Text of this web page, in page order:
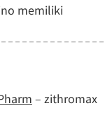
memiliki
– zithromax